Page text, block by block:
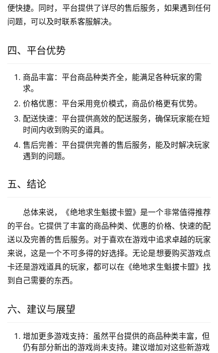
便快捷。同时，平台提供了详尽的售后服务，如果遇到任何
问题，可以及时联系客服解决。
四、平台优势
商品丰富：平台商品种类齐全，能满足各种玩家的需
求。
价格优惠：平台采用竞价模式，商品价格更有优势。
配送快速：平台提供高效的配送服务，确保玩家能在短
时间内收到购买的道具。
售后完善：平台提供完善的售后服务，能及时解决玩家
遇到的问题。
五、结论
总体来说，《绝地求生魁拔卡盟》是一个非常值得推荐
的平台。它提供了丰富的商品种类、优惠的价格、快速的配
送以及完善的售后服务。对于喜欢在游戏中追求卓越的玩家
来说，这是一个不可多得的好选择。无论是想要购买游戏点
卡还是游戏道具的玩家，都可以在《绝地求生魁拔卡盟》找
到自己需要的东西。
六、建议与展望
增加更多游戏支持：虽然平台提供的商品种类丰富，但
仍有部分新出的游戏尚未支持。建议增加对这些新游戏